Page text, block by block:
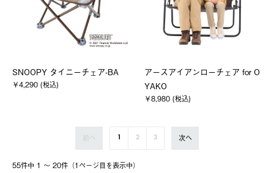
SNOOPY タイニーチェア-BA
￥4,290 (税込)
アースアイアンローチェア for O
YAKO
￥8,980 (税込)
55件中 1 〜 20件（1ページ⽬を表⽰中）
前へ 1 2 3 次へ